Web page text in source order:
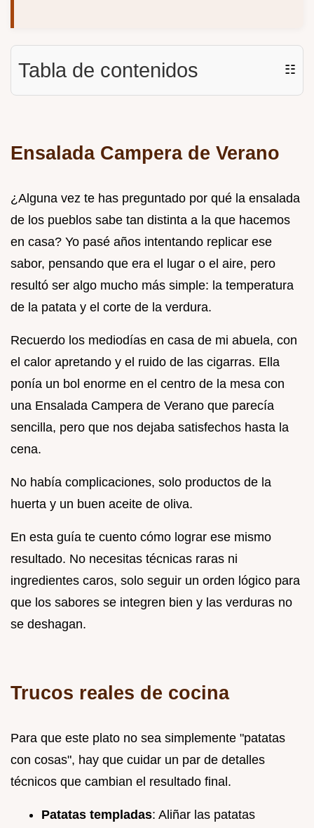
Tabla de contenidos ☷
Ensalada Campera de Verano
¿Alguna vez te has preguntado por qué la ensalada
de los pueblos sabe tan distinta a la que hacemos
en casa? Yo pasé años intentando replicar ese
sabor, pensando que era el lugar o el aire, pero
resultó ser algo mucho más simple: la temperatura
de la patata y el corte de la verdura.
Recuerdo los mediodías en casa de mi abuela, con
el calor apretando y el ruido de las cigarras. Ella
ponía un bol enorme en el centro de la mesa con
una Ensalada Campera de Verano que parecía
sencilla, pero que nos dejaba satisfechos hasta la
cena.
No había complicaciones, solo productos de la
huerta y un buen aceite de oliva.
En esta guía te cuento cómo lograr ese mismo
resultado. No necesitas técnicas raras ni
ingredientes caros, solo seguir un orden lógico para
que los sabores se integren bien y las verduras no
se deshagan.
Trucos reales de cocina
Para que este plato no sea simplemente "patatas
con cosas", hay que cuidar un par de detalles
técnicos que cambian el resultado final.
Patatas templadas: Aliñar las patatas